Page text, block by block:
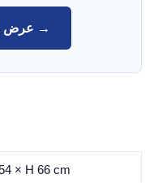
عرض ورقة بيانات المنتج →
× H 66 cm